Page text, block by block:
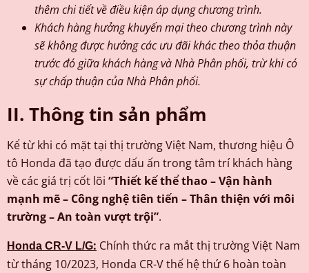
thêm chi tiết về điều kiện áp dụng chương trình.
Khách hàng hưởng khuyến mại theo chương trình này
sẽ không được hưởng các ưu đãi khác theo thỏa thuận
trước đó giữa khách hàng và Nhà Phân phối, trừ khi có
sự chấp thuận của Nhà Phân phối.
II. Thông tin sản phẩm
Kể từ khi có mặt tại thị trường Việt Nam, thương hiệu Ô
tô Honda đã tạo được dấu ấn trong tâm trí khách hàng
về các giá trị cốt lõi “Thiết kế thể thao – Vận hành
mạnh mẽ – Công nghệ tiên tiến – Thân thiện với môi
trường – An toàn vượt trội”.
Honda CR-V L/G: Chính thức ra mắt thị trường Việt Nam
từ tháng 10/2023, Honda CR-V thế hệ thứ 6 hoàn toàn